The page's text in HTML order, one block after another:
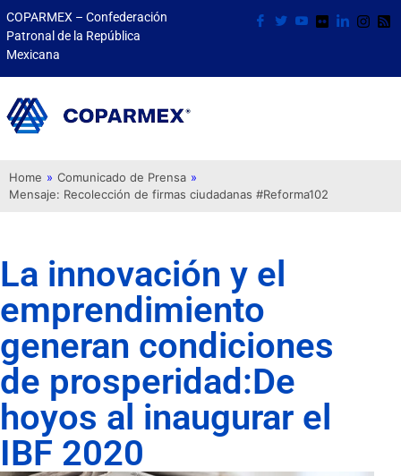
COPARMEX – Confederación
Patronal de la República
Mexicana
Home » Comunicado de Prensa »
Mensaje: Recolección de firmas ciudadanas #Reforma102
La innovación y el
emprendimiento
generan condiciones
de prosperidad:De
hoyos al inaugurar el
IBF 2020